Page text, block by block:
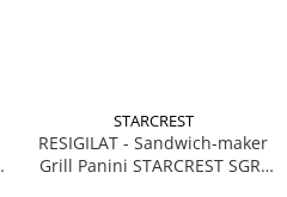
STARCREST
RESIGILAT - Sandwich-maker
Grill Panini STARCREST SGR-